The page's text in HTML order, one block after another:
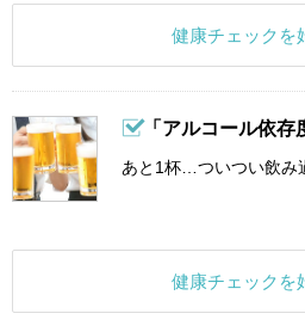
健康チェックを
「アルコール依存
あと1杯…ついつい飲み
健康チェックを